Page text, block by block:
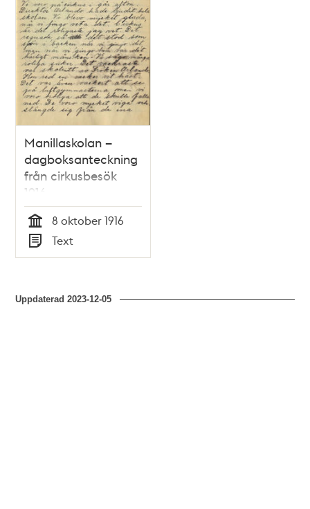
Manillaskolan –
dagboksanteckning
från cirkusbesök
1916
Tid
8 oktober 1916
Typ
Text
Uppdaterad2023-12-05